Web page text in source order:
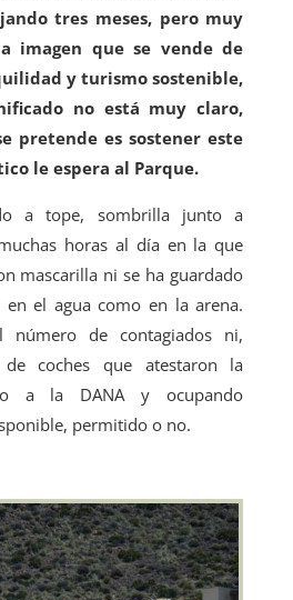
tres meses, pero muy
imagen que se vende de
y turismo sostenible,
no está muy claro,
pretende es sostener este
le espera al Parque.
a tope, sombrilla junto a
horas al día en la que
mascarilla ni se ha guardado
en el agua como en la arena.
número de contagiados ni,
de coches que atestaron la
a la DANA y ocupando
permitido o no.